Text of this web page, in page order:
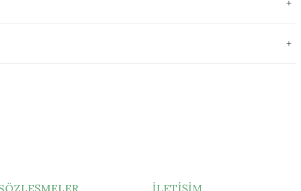
İLETİŞİM